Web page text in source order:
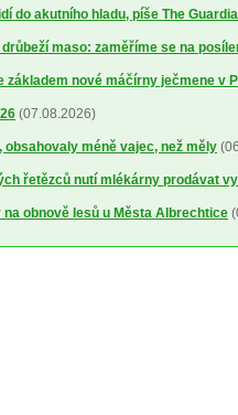
do akutního hladu, píše The
maso: zaměříme se na
základem nové máčírny ječmene v
(07.08.2026)
méně vajec, než měly
řetězců nutí mlékárny prodávat
obnově lesů u Města Albrechtice